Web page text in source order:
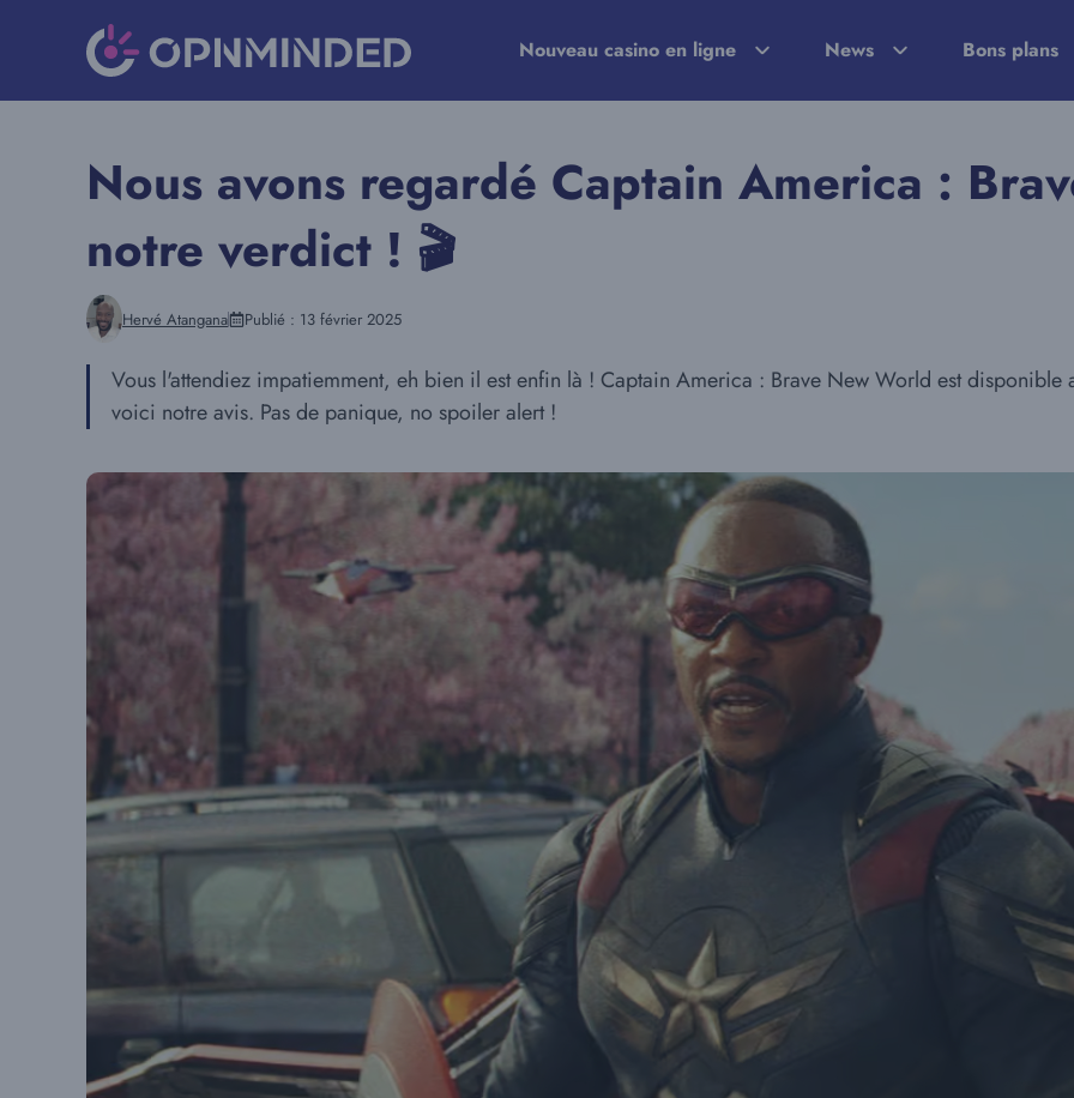
Nouveau casino en ligne News Bons plans
Nous avons regardé Captain America :
notre verdict ! 🎬
Hervé Atangana Publié : 13 février 2025
Vous l'attendiez impatiemment, eh bien il est enfin là ! Captain America : Brave New World est
voici notre avis. Pas de panique, no spoiler alert !